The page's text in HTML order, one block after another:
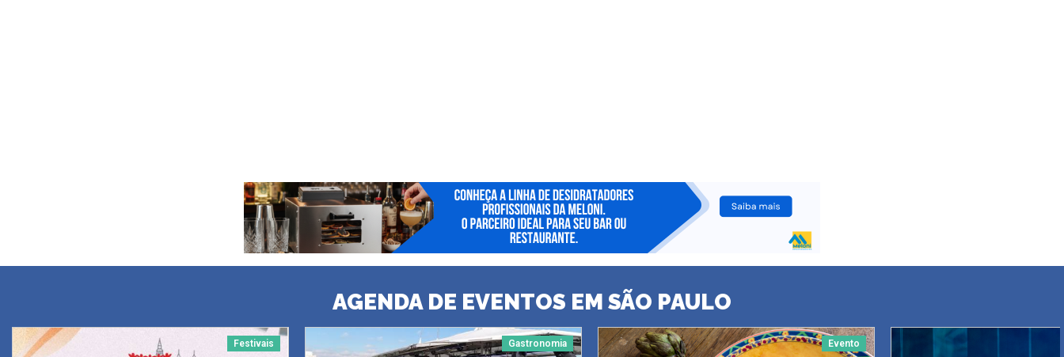
AGENDA DE EVENTOS EM SÃO PAULO
Festivais Gastronomia Evento